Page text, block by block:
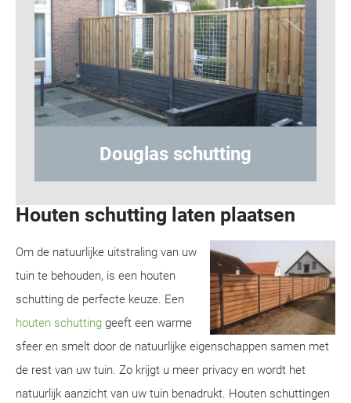
Hout-betonschutting
Houten schutting laten plaatsen
Om de natuurlijke uitstraling van uw
tuin te behouden, is een houten
schutting de perfecte keuze. Een
houten schutting geeft een warme
sfeer en smelt door de natuurlijke eigenschappen samen met
de rest van uw tuin. Zo krijgt u meer privacy en wordt het
natuurlijk aanzicht van uw tuin benadrukt. Houten schuttingen